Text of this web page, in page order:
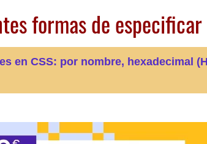
formas de
en CSS: por nombre, hexadecimal